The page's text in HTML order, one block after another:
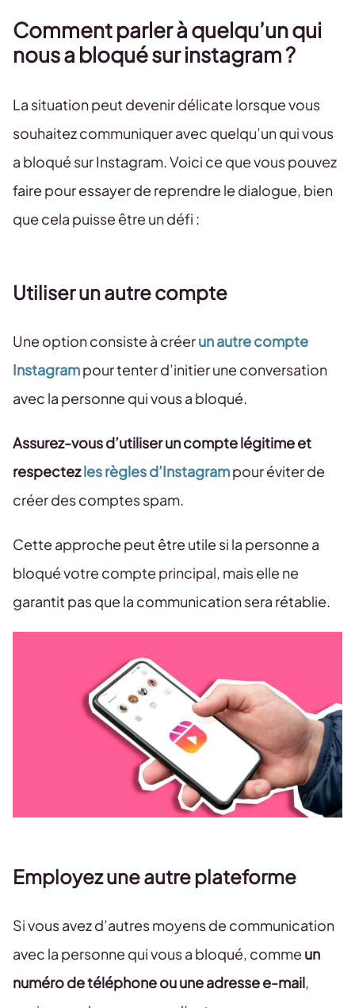
Comment parler à quelqu’un qui
nous a bloqué sur instagram ?
La situation peut devenir délicate lorsque vous
souhaitez communiquer avec quelqu’un qui vous
a bloqué sur Instagram. Voici ce que vous pouvez
faire pour essayer de reprendre le dialogue, bien
que cela puisse être un défi :
Utiliser un autre compte
Une option consiste à créerun autre compte
Instagrampour tenter d’initier une conversation
avec la personne qui vous a bloqué.
Assurez-vous d’utiliser un compte légitime et
respectezles règles d’Instagrampour éviter de
créer des comptes spam.
Cette approche peut être utile si la personne a
bloqué votre compte principal, mais elle ne
garantit pas que la communication sera rétablie.
Employez une autre plateforme
Si vous avez d’autres moyens de communication
avec la personne qui vous a bloqué, comme un
numéro de téléphone ou une adresse e-mail,